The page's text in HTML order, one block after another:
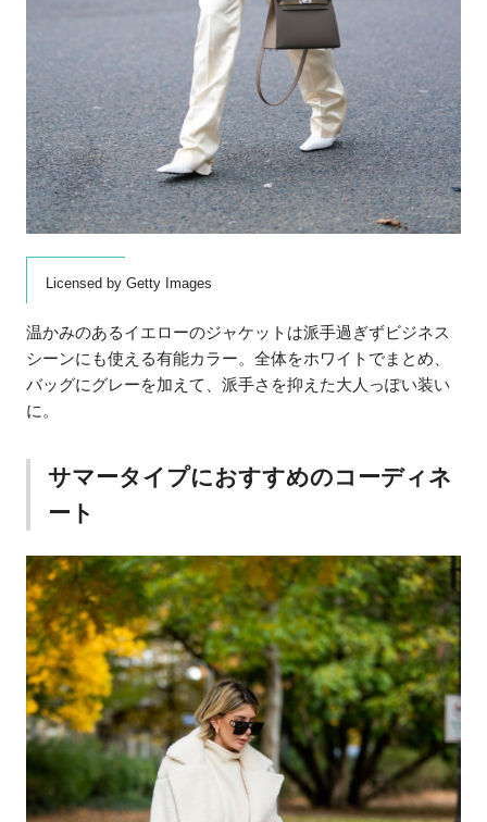
Licensed by Getty Images
温かみのあるイエローのジャケットは派手過ぎずビジネス
シーンにも使える有能カラー。全体をホワイトでまとめ、
バッグにグレーを加えて、派手さを抑えた大人っぽい装い
に。
サマータイプにおすすめのコーディネ
ート